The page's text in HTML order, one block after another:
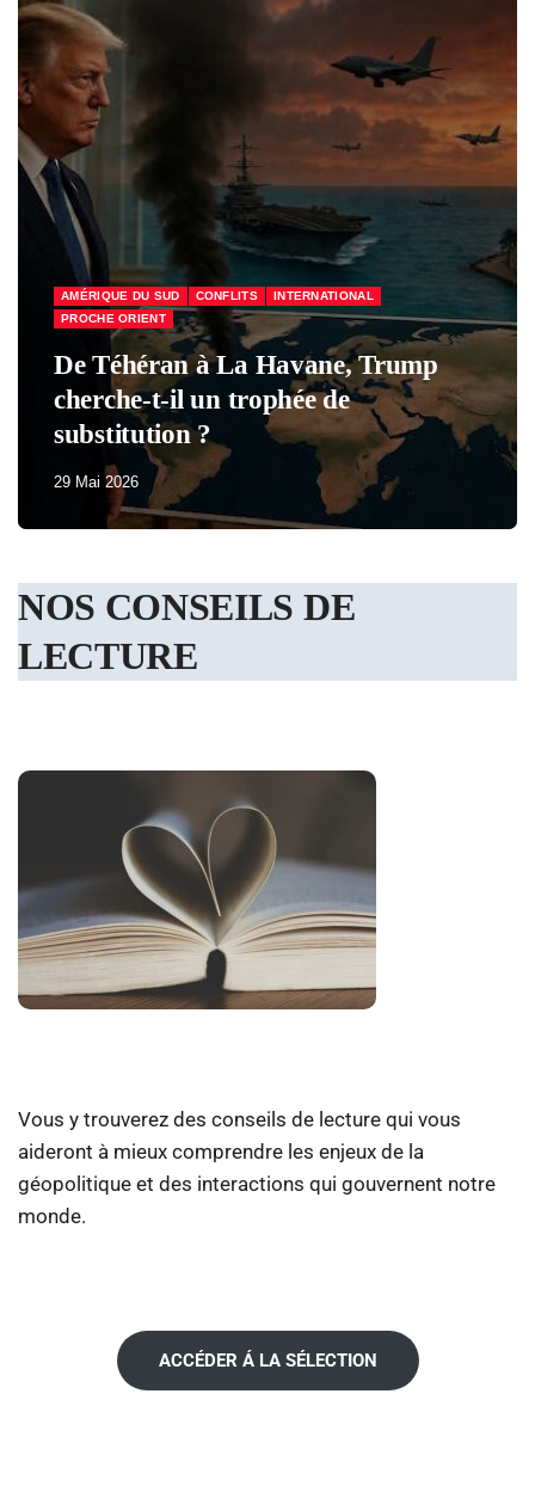
ÉCONOMIE & SOCIAL
Macron a perdu tous ses partisans
29 Mai 2026
NOS CONSEILS DE
LECTURE
Vous y trouverez des conseils de lecture qui vous
aideront à mieux comprendre les enjeux de la
géopolitique et des interactions qui gouvernent notre
monde.
ACCÉDER Á LA SÉLECTION